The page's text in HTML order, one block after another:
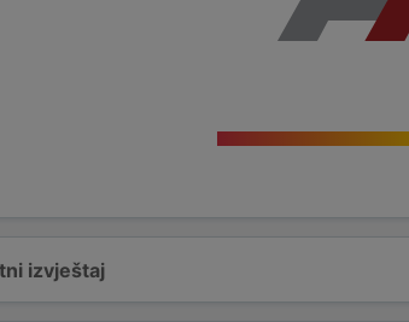
izvještaj